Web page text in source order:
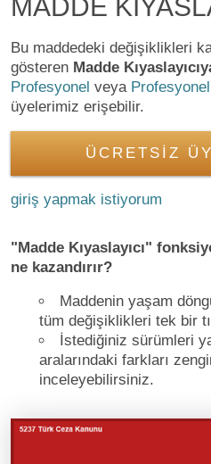
MADDE
Bu maddedeki değişiklikleri
gösteren Madde
Profesyonel veya
üyelerimiz erişebilir.
ÜCRETSİZ
giriş yapmak istiyorum
"Madde Kıyaslayıcı"
ne kazandırır?
Maddenin yaşam
tüm değişiklikleri tek bir
İstediğiniz sürümleri
aralarındaki farkları
inceleyebilirsiniz.